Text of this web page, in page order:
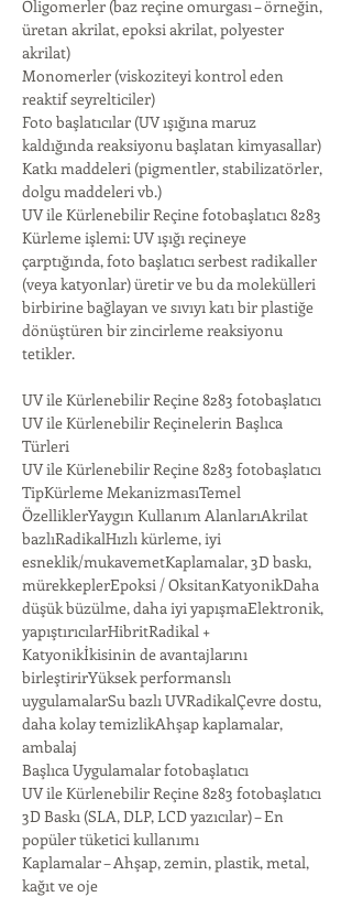
Oligomerler (baz reçine omurgası – örneğin,
üretan akrilat, epoksi akrilat, polyester
akrilat)
Monomerler (viskoziteyi kontrol eden
reaktif seyrelticiler)
Foto başlatıcılar (UV ışığına maruz
kaldığında reaksiyonu başlatan kimyasallar)
Katkı maddeleri (pigmentler, stabilizatörler,
dolgu maddeleri vb.)
UV ile Kürlenebilir Reçine fotobaşlatıcı 8283
Kürleme işlemi: UV ışığı reçineye
çarptığında, foto başlatıcı serbest radikaller
(veya katyonlar) üretir ve bu da molekülleri
birbirine bağlayan ve sıvıyı katı bir plastiğe
dönüştüren bir zincirleme reaksiyonu
tetikler.
UV ile Kürlenebilir Reçine 8283 fotobaşlatıcı
UV ile Kürlenebilir Reçinelerin Başlıca
Türleri
UV ile Kürlenebilir Reçine 8283 fotobaşlatıcı
TipKürleme MekanizmasıTemel
ÖzelliklerYaygın Kullanım AlanlarıAkrilat
bazlıRadikalHızlı kürleme, iyi
esneklik/mukavemetKaplamalar, 3D baskı,
mürekkeplerEpoksi / OksitanKatyonikDaha
düşük büzülme, daha iyi yapışmaElektronik,
yapıştırıcılarHibritRadikal +
Katyonikİkisinin de avantajlarını
birleştirirYüksek performanslı
uygulamalarSu bazlı UVRadikalÇevre dostu,
daha kolay temizlikAhşap kaplamalar,
ambalaj
Başlıca Uygulamalar fotobaşlatıcı
UV ile Kürlenebilir Reçine 8283 fotobaşlatıcı
3D Baskı (SLA, DLP, LCD yazıcılar) – En
popüler tüketici kullanımı
Kaplamalar – Ahşap, zemin, plastik, metal,
kağıt ve oje